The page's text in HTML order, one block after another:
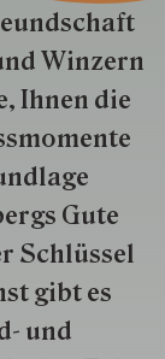
Win­zern
Ihnen die
Gute
Schlüs­sel
gibt es
und